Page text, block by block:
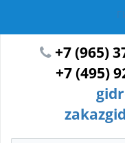
+7 (965)
+7 (495)